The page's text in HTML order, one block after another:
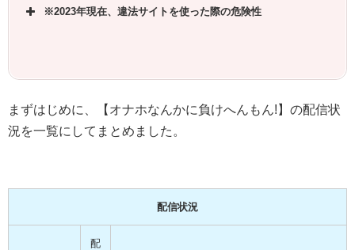
※2023年現在、違法サイトを使った際の危険性
まずはじめに、【オナホなんかに負けへんもん!】の配信状
況を一覧にしてまとめました。
配信状況
配